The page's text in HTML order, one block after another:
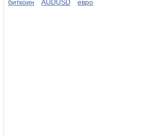
биткоин
AUDUSD евро